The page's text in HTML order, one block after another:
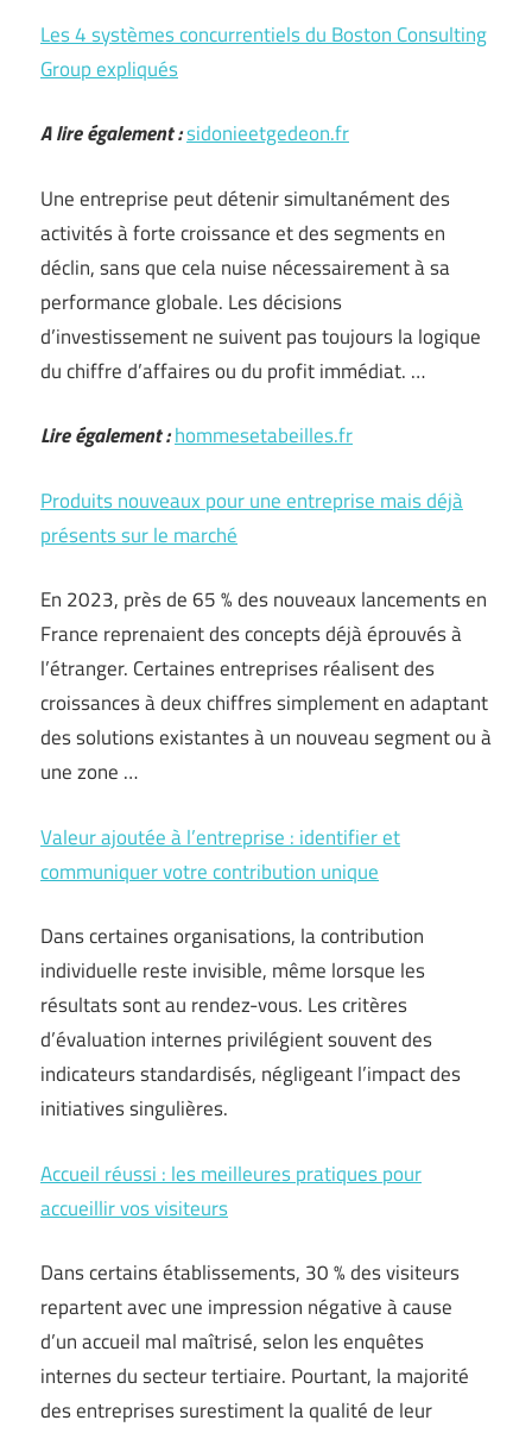
Les 4 systèmes concurrentiels du Boston Consulting
Group expliqués
A lire également :sidonieetgedeon.fr
Une entreprise peut détenir simultanément des
activités à forte croissance et des segments en
déclin, sans que cela nuise nécessairement à sa
performance globale. Les décisions
d’investissement ne suivent pas toujours la logique
du chiffre d’affaires ou du profit immédiat. …
Lire également :hommesetabeilles.fr
Produits nouveaux pour une entreprise mais déjà
présents sur le marché
En 2023, près de 65 % des nouveaux lancements en
France reprenaient des concepts déjà éprouvés à
l’étranger. Certaines entreprises réalisent des
croissances à deux chiffres simplement en adaptant
des solutions existantes à un nouveau segment ou à
une zone …
Valeur ajoutée à l’entreprise : identifier et
communiquer votre contribution unique
Dans certaines organisations, la contribution
individuelle reste invisible, même lorsque les
résultats sont au rendez-vous. Les critères
d’évaluation internes privilégient souvent des
indicateurs standardisés, négligeant l’impact des
initiatives singulières.
Accueil réussi : les meilleures pratiques pour
accueillir vos visiteurs
Dans certains établissements, 30 % des visiteurs
repartent avec une impression négative à cause
d’un accueil mal maîtrisé, selon les enquêtes
internes du secteur tertiaire. Pourtant, la majorité
des entreprises surestiment la qualité de leur